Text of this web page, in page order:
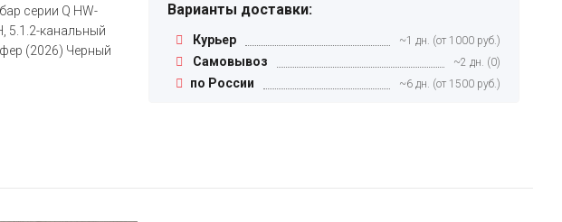
серии Q HW-
5.1.2-канальный
(2026) Черный
Варианты доставки:
Курьер ~1 дн. (от 1000 руб.)
Самовывоз ~2 дн. (0)
по России ~6 дн. (от 1500 руб.)